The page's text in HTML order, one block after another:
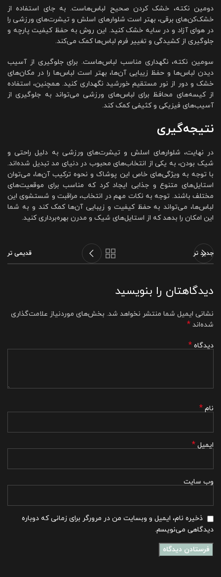
دومین نکته، خشک کردن صحیح لباس‌هاست. به جای استفاده از
خشک‌کن‌های برقی، بهتر است شلوارهای اسلش و تیشرت‌های ورزشی را
در هوای آزاد و در سایه خشک کنید. این روش به حفظ کیفیت پارچه و
جلوگیری از کشیدگی و تغییر فرم لباس‌ها کمک می‌کند.
سومین نکته، نگهداری مناسب لباس‌هاست. برای جلوگیری از آسیب
دیدن لباس‌ها و حفظ زیبایی آن‌ها، بهتر است لباس‌ها را در مکان‌های
خشک و دور از نور مستقیم خورشید نگهداری کنید. همچنین، استفاده
از کیسه‌های محافظ برای لباس‌های ورزشی می‌تواند به جلوگیری از
آسیب‌های فیزیکی و کثیفی کمک کند.
نتیجه‌گیری
در نهایت، شلوارهای اسلش و تیشرت‌های ورزشی به دلیل راحتی و
شیک بودن، به یکی از انتخاب‌های محبوب در دنیای مد تبدیل شده‌اند.
با توجه به ویژگی‌های خاص این پوشاک و نحوه ترکیب آن‌ها، می‌توان
استایل‌های متنوع و جذابی ایجاد کرد که مناسب برای موقعیت‌های
مختلف باشند. توجه به نکات مهم در انتخاب، مراقبت و شستشوی این
لباس‌ها، می‌تواند به حفظ کیفیت و زیبایی آن‌ها کمک کند و به شما
این امکان را بدهد که از استایل‌های شیک و مدرن بهره‌برداری کنید.
جدید تر قدیمی تر
دیدگاهتان را بنویسید
نشانی ایمیل شما منتشر نخواهد شد. بخش‌های موردنیاز علامت‌گذاری
شده‌اند *
دیدگاه *
نام *
ایمیل *
وب‌ سایت
ذخیره نام، ایمیل و وبسایت من در مرورگر برای زمانی که دوباره
دیدگاهی می‌نویسم.